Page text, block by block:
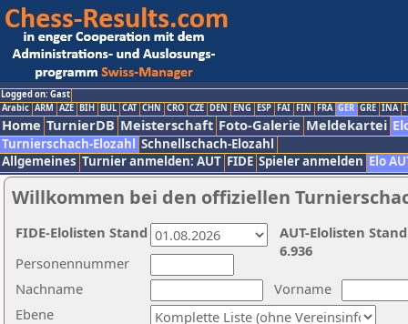
Logged on: Gast
Arabic ARM AZE BIH BUL CAT CHN CRO CZE DEN ENG ESP FAI FIN FRA GER GRE INA
Home TurnierDB Meisterschaft Foto-Galerie Meldekartei
Turnierschach-Elozahl Schnellschach-Elozahl
Allgemeines Turnier anmelden: AUT FIDE Spieler anmelden Elo
Willkommen bei den offiziellen
Nachname
Vorname
Ebene
Personennummer
AUT-Elolisten
6.936
FIDE-Elolisten Stand